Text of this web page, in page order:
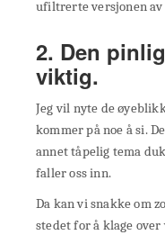
ufiltrerte versjonen av
2. Den
viktig.
Jeg vil nyte de
kommer på noe å si.
annet tåpelig tema
faller oss inn.
Da kan vi snakke om
stedet for å klage